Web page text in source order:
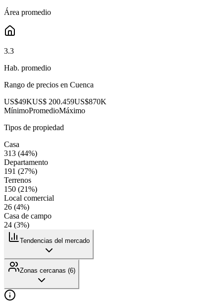
Área promedio
3.3
Hab. promedio
Rango de precios en Cuenca
US$49KUS$ 200.459US$870K
MínimoPromedioMáximo
Tipos de propiedad
Casa
313 (44%)
Departamento
191 (27%)
Terrenos
150 (21%)
Local comercial
26 (4%)
Casa de campo
24 (3%)
Tendencias del mercado
Zonas cercanas (6)